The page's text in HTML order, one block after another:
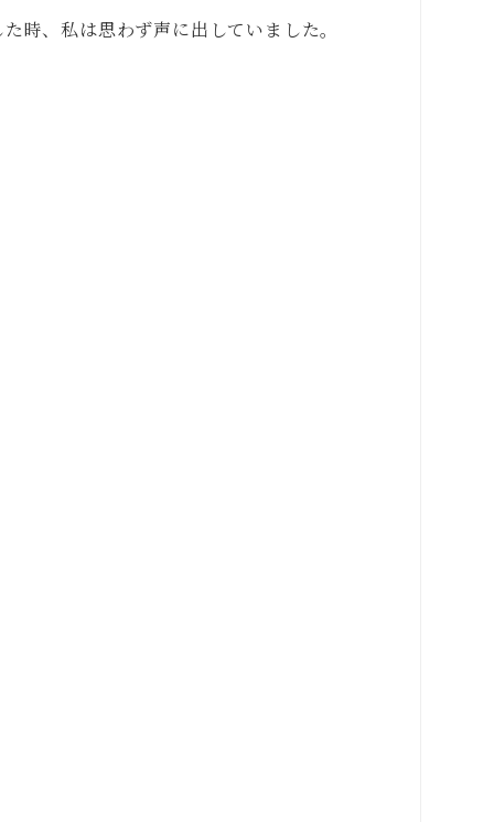
時、私は思わず声に出していました。